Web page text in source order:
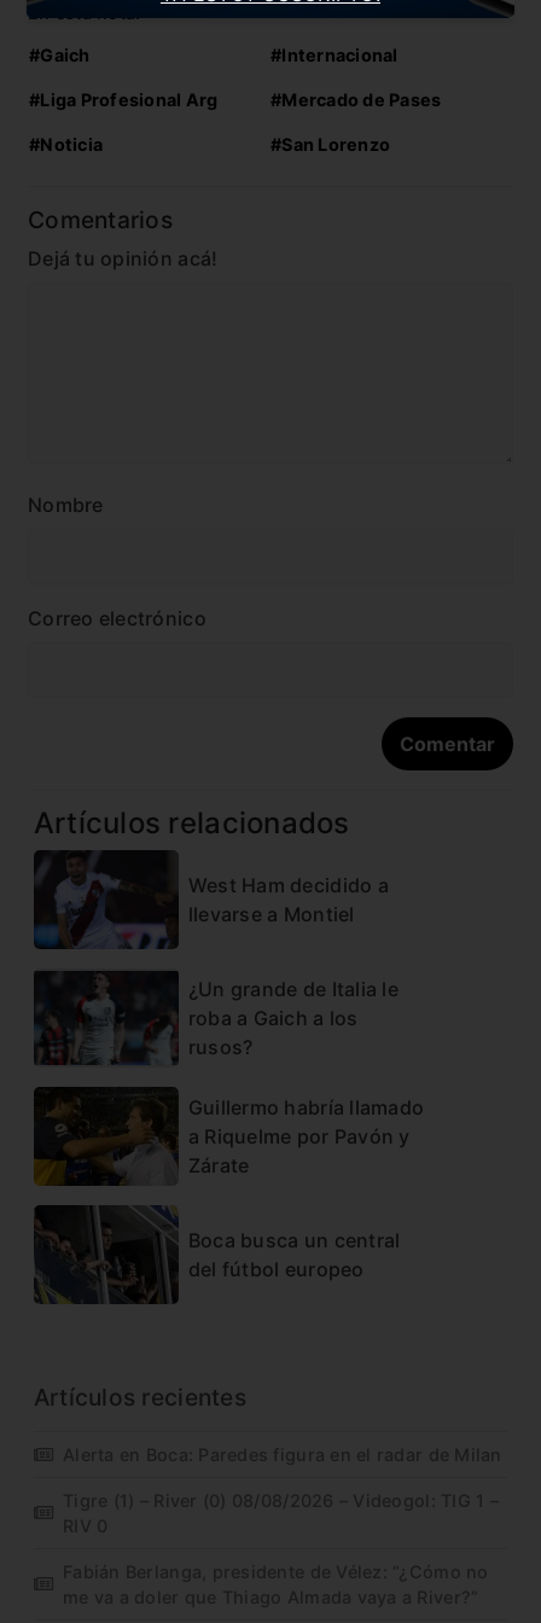
En esta nota:
#Gaich #Internacional
#Liga Profesional Arg #Mercado de Pases
#Noticia #San Lorenzo
Comentarios
Dejá tu opinión acá!
Nombre
Correo electrónico
Artículos relacionados
West Ham decidido a
llevarse a Montiel
¿Un grande de Italia le
roba a Gaich a los
rusos?
Guillermo habría llamado
a Riquelme por Pavón y
Zárate
Boca busca un central
del fútbol europeo
Artículos recientes
Alerta en Boca: Paredes figura en el radar de Milan
Tigre (1) – River (0) 08/08/2026 – Videogol: TIG 1 –
RIV 0
Fabián Berlanga, presidente de Vélez: “¿Cómo no
me va a doler que Thiago Almada vaya a River?”